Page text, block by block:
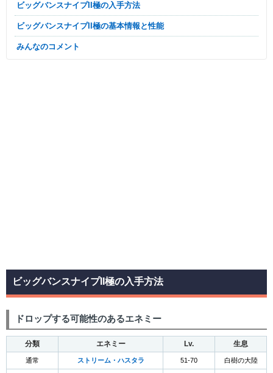
ビッグバンスナイプII極の入手方法
ビッグバンスナイプII極の基本情報と性能
みんなのコメント
ビッグバンスナイプII極の入手方法
ドロップする可能性のあるエネミー
分類 エネミー Lv. 生息
通常 ストリーム・ハスタラ 51-70 白樹の大陸